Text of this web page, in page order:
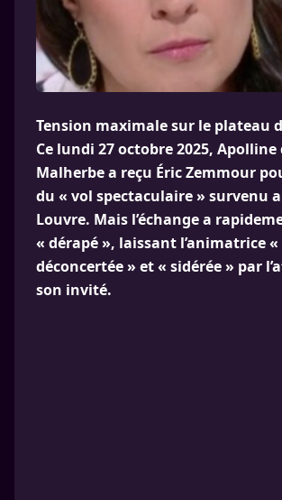
Tension maximale sur le plateau
Ce lundi 27 octobre 2025, Apolline
Malherbe a reçu Éric Zemmour
du « vol spectaculaire » survenu
Louvre. Mais l’échange a
« dérapé », laissant l’animatrice
déconcertée » et « sidérée » par
son invité.